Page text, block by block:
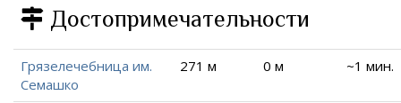
Достопримечательности
Грязелечебница им.
Семашко
271 м 0 м ~1 мин.